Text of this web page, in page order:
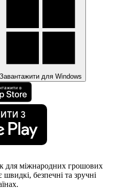
Завантажити для Windows
для міжнародних грошових
швидкі, безпечні та зручні